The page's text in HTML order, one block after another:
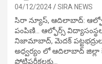
04/12/2024 SIRA NEWS
సిరా న్యూస్, ఆదిలాబాద్:
పంపిణి… ఆల్ఫోర్స్
నిజామాబాద్, మెదక్ పట్టభద్రుల
అధ్వర్యం లో ఆదిలాబాద్ జిల్లా
పోటిప‌రీక్ష‌ల‌కు…